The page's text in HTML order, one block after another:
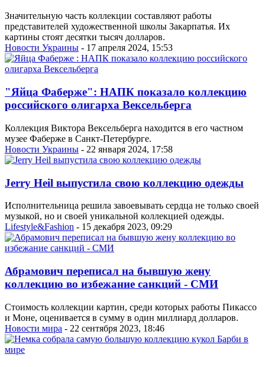
Значительную часть коллекции составляют работы
представителей художественной школы Закарпатья. Их
картины стоят десятки тысяч долларов.
Новости Украины - 17 апреля 2024, 15:53
"Яйца Фаберже": НАПК показало коллекцию
российского олигарха Вексельберга
Коллекция Виктора Вексельберга находится в его частном
музее Фаберже в Санкт-Петербурге.
Новости Украины - 22 января 2024, 17:58
Jerry Heil выпустила свою коллекцию одежды
Исполнительница решила завоевывать сердца не только своей
музыкой, но и своей уникальной коллекцией одежды.
Lifestyle&Fashion - 15 декабря 2023, 09:29
Абрамович переписал на бывшую жену
коллекцию во избежание санкций - СМИ
Стоимость коллекции картин, среди которых работы Пикассо
и Моне, оценивается в сумму в один миллиард долларов.
Новости мира - 22 сентября 2023, 18:46